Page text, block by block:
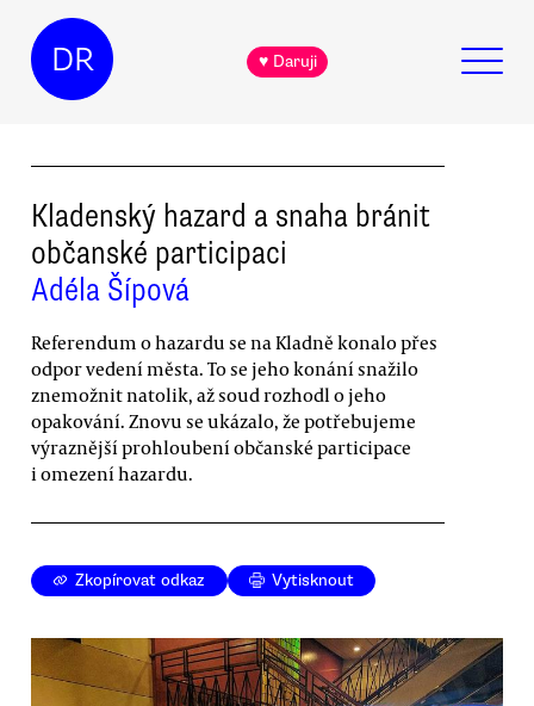
DR ♥ Daruji
Kladenský hazard a snaha bránit
občanské participaci
Adéla Šípová
Referendum o hazardu se na Kladně konalo přes
odpor vedení města. To se jeho konání snažilo
znemožnit natolik, až soud rozhodl o jeho
opakování. Znovu se ukázalo, že potřebujeme
výraznější prohloubení občanské participace
i omezení hazardu.
Zkopírovat odkaz Vytisknout